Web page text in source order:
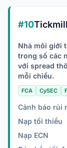
#10Tickmill
Nhà môi giới
trong số các
với spread
mỗi chiều.
FCA CySEC
Cảnh báo rủi
Nạp tối thiểu
Nạp ECN